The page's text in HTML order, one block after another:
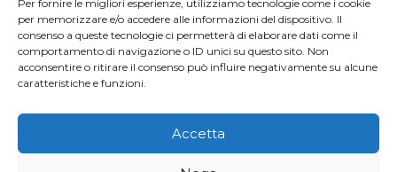
Per fornire le migliori esperienze, utilizziamo tecnologie come i cookie
per memorizzare e/o accedere alle informazioni del dispositivo. Il
consenso a queste tecnologie ci permetterà di elaborare dati come il
comportamento di navigazione o ID unici su questo sito. Non
acconsentire o ritirare il consenso può influire negativamente su alcune
caratteristiche e funzioni.
Accetta
LEGGI TUTTOSON
TUTTE
BELLE
LE
DEL
MONDO